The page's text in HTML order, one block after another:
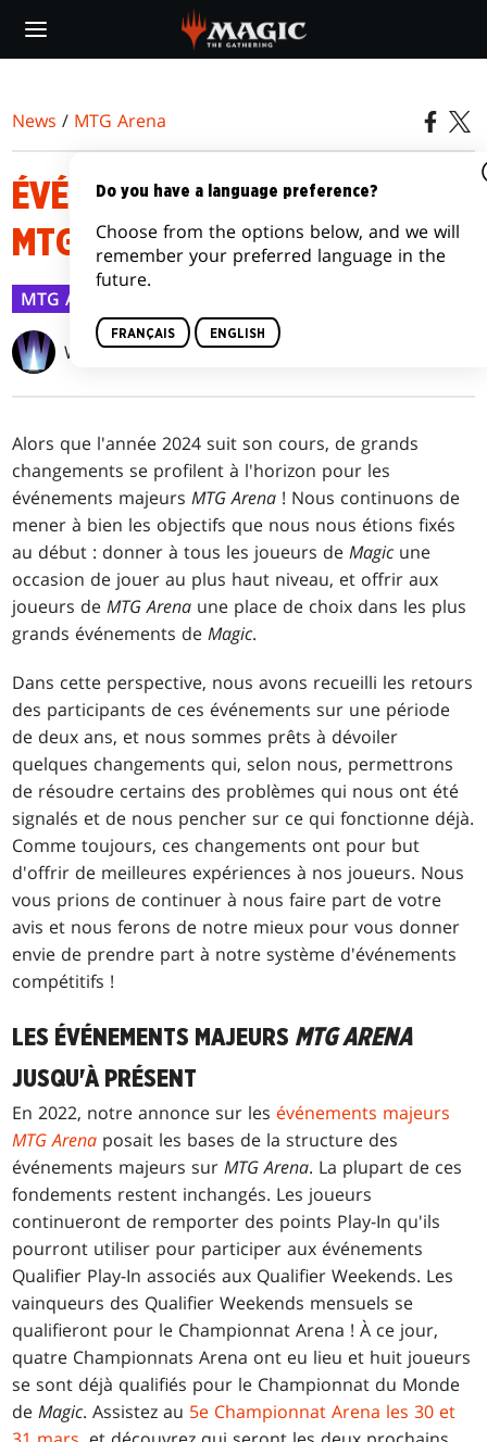
main
News / MTG Arena
ÉVÉNEMENTS MAJEURS SUR
MTG ARENA EN 2024
MTG Arena
Wizards of the Coast
Alors que l'année 2024 suit son cours, de grands
changements se profilent à l'horizon pour les
événements majeursMTG Arena ! Nous continuons de
mener à bien les objectifs que nous nous étions fixés
au début : donner à tous les joueurs deMagic une
occasion de jouer au plus haut niveau, et offrir aux
joueurs deMTG Arena une place de choix dans les plus
grands événements deMagic.
Dans cette perspective, nous avons recueilli les retours
des participants de ces événements sur une période
de deux ans, et nous sommes prêts à dévoiler
quelques changements qui, selon nous, permettrons
de résoudre certains des problèmes qui nous ont été
signalés et de nous pencher sur ce qui fonctionne déjà.
Comme toujours, ces changements ont pour but
d'offrir de meilleures expériences à nos joueurs. Nous
vous prions de continuer à nous faire part de votre
avis et nous ferons de notre mieux pour vous donner
envie de prendre part à notre système d'événements
compétitifs !
LES ÉVÉNEMENTS MAJEURS MTG ARENA
JUSQU'À PRÉSENT
En 2022, notre annonce sur les événements majeurs
MTG Arena posait les bases de la structure des
événements majeurs surMTG Arena. La plupart de ces
fondements restent inchangés. Les joueurs
continueront de remporter des points Play-In qu'ils
pourront utiliser pour participer aux événements
Qualifier Play-In associés aux Qualifier Weekends. Les
vainqueurs des Qualifier Weekends mensuels se
qualifieront pour le Championnat Arena ! À ce jour,
quatre Championnats Arena ont eu lieu et huit joueurs
se sont déjà qualifiés pour le Championnat du Monde
deMagic. Assistez au 5e Championnat Arena les 30 et
Do you have a language preference?
Choose from the options below, and we will
remember your preferred language in the
future.
FRANÇAIS ENGLISH